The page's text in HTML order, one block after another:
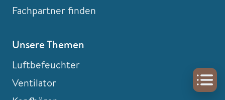
Fachpartner finden
Unsere Themen
Luftbefeuchter
Ventilator